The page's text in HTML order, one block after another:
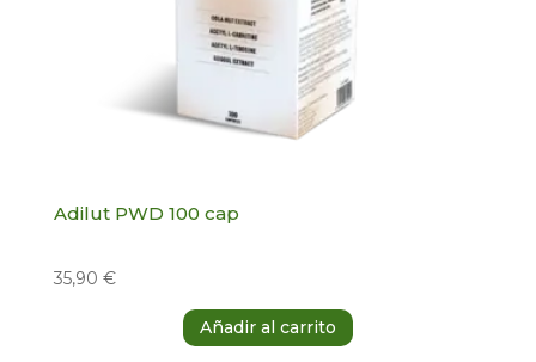
Aceites esenciales
Alimentación
Hogar
Adilut PWD 100 cap
35,90 €
Añadir al carrito